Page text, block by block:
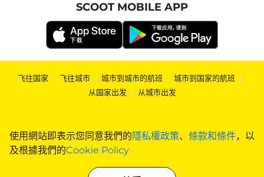
使用網站即表示您同意我們的隱私權政策、 條款和條件，以
及根據我們的Cookie Policy
SCOOT MOBILE APP
飞往国家 | 飞往城市 | 城市到城市的航班 | 城市到国家的航班 |
从国家出发 | 从城市出发